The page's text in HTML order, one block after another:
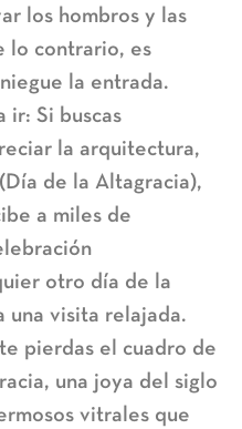
los hombros y las
lo contrario, es
la entrada.
ir: Si buscas
la arquitectura,
Día de la Altagracia),
a miles de
otro día de la
una visita relajada.
pierdas el cuadro de
, una joya del siglo
vitrales que